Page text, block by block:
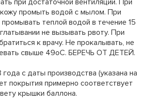
промыть водой с мылом. При
промывать теплой водой в течение 15
не вызывать рвоту. При
к врачу. Не прокалывать, не
свыше 49oС. БЕРЕЧЬ ОТ ДЕТЕЙ.
с даты производства (указана на
покрытия примерно соответствует
крышки баллона.